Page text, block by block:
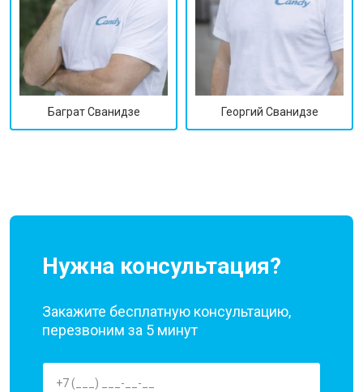
Баграт Сванидзе Георгий Сванидзе
Нужна консультация?
Закажите бесплатную консультацию,
перезвоним за 5 минут